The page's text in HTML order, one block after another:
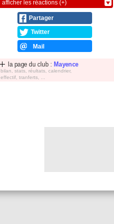
afficher les réactions (+)
Partager
Twitter
Mail
la page du club : Mayence
bilan, stats, réultats, calendrier,
effectif, tranferts, ...